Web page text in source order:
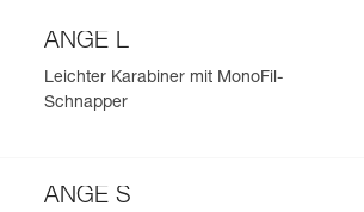
ANGE L
Leichter Karabiner mit MonoFil-
Schnapper
ANGE S